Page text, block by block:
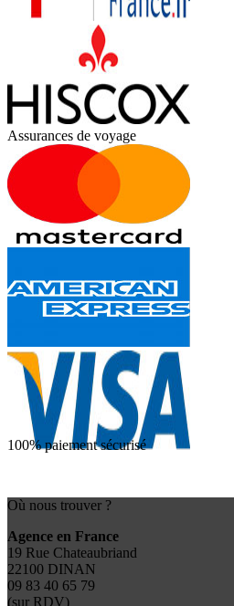
Assurances de voyage
100% paiement sécurisé
Où nous trouver ?
Agence en France
19 Rue Chateaubriand
22100 DINAN
09 83 40 65 79
(sur RDV)